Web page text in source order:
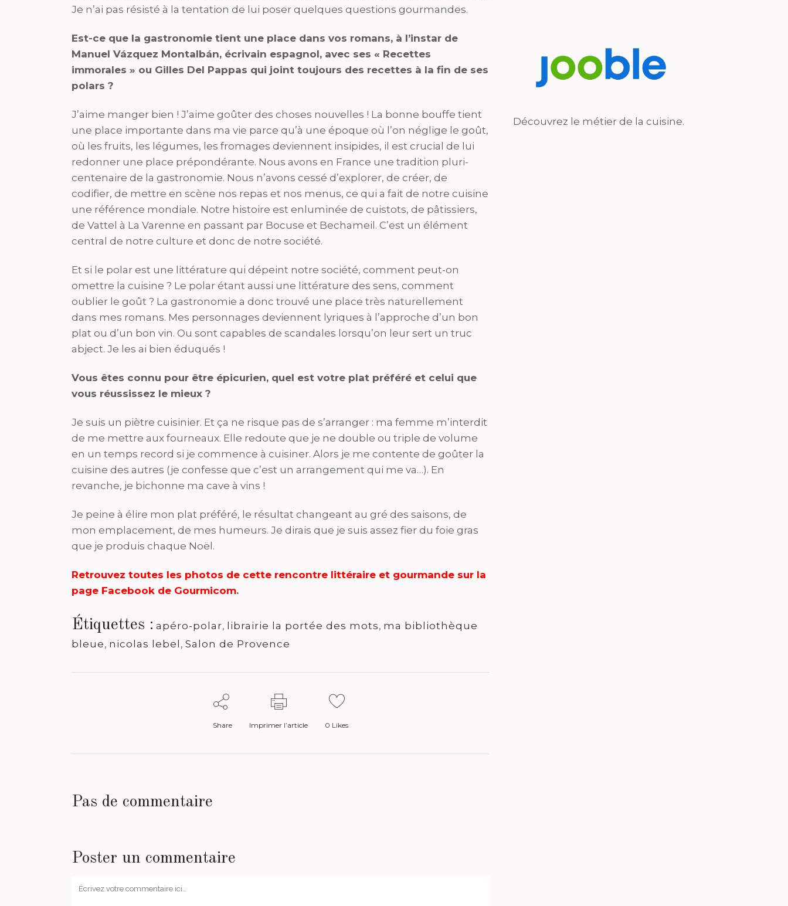
Je n’ai pas résisté à la tentation de lui poser quelques questions gourmandes.
Est-ce que la gastronomie tient une place dans vos romans, à l’instar de
Manuel Vázquez Montalbán, écrivain espagnol, avec ses « Recettes
immorales » ou Gilles Del Pappas qui joint toujours des recettes à la fin de ses
polars ?
J’aime manger bien ! J’aime goûter des choses nouvelles ! La bonne bouffe tient
une place importante dans ma vie parce qu’à une époque où l’on néglige le goût,
où les fruits, les légumes, les fromages deviennent insipides, il est crucial de lui
redonner une place prépondérante. Nous avons en France une tradition pluri-
centenaire de la gastronomie. Nous n’avons cessé d’explorer, de créer, de
codifier, de mettre en scène nos repas et nos menus, ce qui a fait de notre cuisine
une référence mondiale. Notre histoire est enluminée de cuistots, de pâtissiers,
de Vattel à La Varenne en passant par Bocuse et Bechameil. C’est un élément
central de notre culture et donc de notre société.
Et si le polar est une littérature qui dépeint notre société, comment peut-on
omettre la cuisine ? Le polar étant aussi une littérature des sens, comment
oublier le goût ? La gastronomie a donc trouvé une place très naturellement
dans mes romans. Mes personnages deviennent lyriques à l’approche d’un bon
plat ou d’un bon vin. Ou sont capables de scandales lorsqu’on leur sert un truc
abject. Je les ai bien éduqués !
Vous êtes connu pour être épicurien, quel est votre plat préféré et celui que
vous réussissez le mieux ?
Je suis un piètre cuisinier. Et ça ne risque pas de s’arranger : ma femme m’interdit
de me mettre aux fourneaux. Elle redoute que je ne double ou triple de volume
en un temps record si je commence à cuisiner. Alors je me contente de goûter la
cuisine des autres (je confesse que c’est un arrangement qui me va…). En
revanche, je bichonne ma cave à vins !
Je peine à élire mon plat préféré, le résultat changeant au gré des saisons, de
mon emplacement, de mes humeurs. Je dirais que je suis assez fier du foie gras
que je produis chaque Noël.
Retrouvez toutes les photos de cette rencontre littéraire et gourmande sur la
page Facebook de Gourmicom.
Étiquettes : apéro-polar, librairie la portée des mots, ma bibliothèque
bleue, nicolas lebel , Salon de Provence
Share Imprimer l’article 0 Likes
Pas de commentaire
Poster un commentaire
Découvrez le métier de la cuisine.